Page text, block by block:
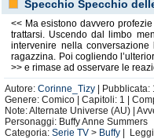
Specchio Specchio
<< Ma esistono davvero
trattarsi. Uscendo dal limbo
intervenire nella
ragazzina. Poi cogliendo
>> e rimase ad osservare le
Autore:Corinne_Tizy |
Genere: Comico | Capitoli: 1 |
Note: Alternate Universe (AU) |
Personaggi: Buffy Anne Summers
Categoria:Serie TV > Buffy |